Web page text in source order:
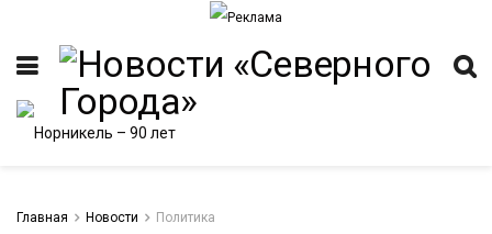
Главная Новости Политика